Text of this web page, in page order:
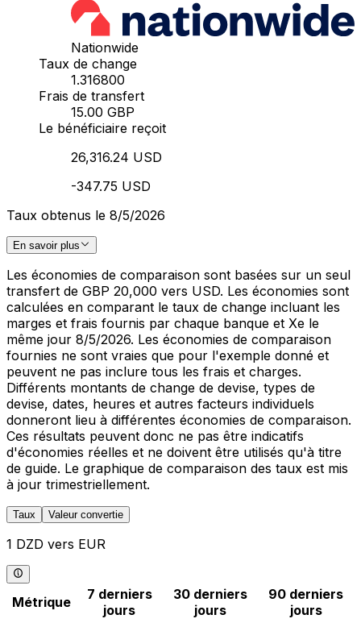
Nationwide
Taux de change
1.316800
Frais de transfert
15.00 GBP
Le bénéficiaire reçoit
26,316.24 USD
-347.75 USD
Taux obtenus le 8/5/2026
En savoir plus
Les économies de comparaison sont basées sur un seul
transfert de GBP 20,000 vers USD. Les économies sont
calculées en comparant le taux de change incluant les
marges et frais fournis par chaque banque et Xe le
même jour 8/5/2026. Les économies de comparaison
fournies ne sont vraies que pour l'exemple donné et
peuvent ne pas inclure tous les frais et charges.
Différents montants de change de devise, types de
devise, dates, heures et autres facteurs individuels
donneront lieu à différentes économies de comparaison.
Ces résultats peuvent donc ne pas être indicatifs
d'économies réelles et ne doivent être utilisés qu'à titre
de guide. Le graphique de comparaison des taux est mis
à jour trimestriellement.
Taux Valeur convertie
1 DZD vers EUR
Métrique
7 derniers
jours
30 derniers
jours
90 derniers
jours